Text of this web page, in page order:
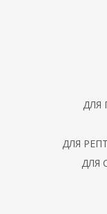
ДЛЯ
ДЛЯ
ДЛЯ